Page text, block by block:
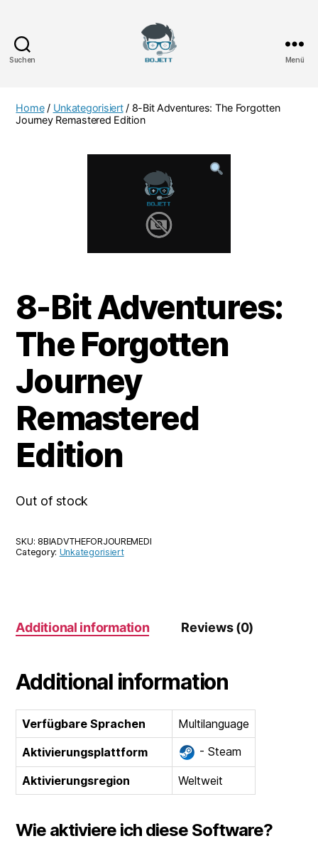
Suchen Menü
Home/ Unkategorisiert/ 8-Bit Adventures: The Forgotten
Journey Remastered Edition
8-Bit Adventures:
The Forgotten
Journey
Remastered
Edition
Out of stock
SKU: 8BIADVTHEFORJOUREMEDI
Category: Unkategorisiert
Additional information Reviews (0)
Additional information
Verfügbare Sprachen
Multilanguage
Aktivierungsplattform
- Steam
Aktivierungsregion Weltweit
Wie aktiviere ich diese Software?